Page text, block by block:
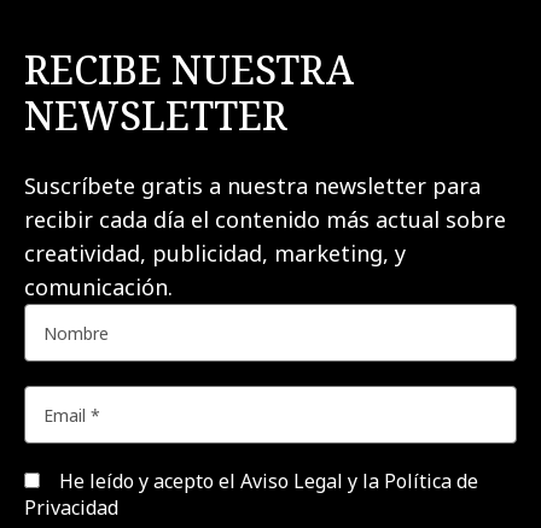
RECIBE NUESTRA
NEWSLETTER
Suscríbete gratis a nuestra newsletter para
recibir cada día el contenido más actual sobre
creatividad, publicidad, marketing, y
comunicación.
He leído y acepto el Aviso Legal y la Política de
Privacidad